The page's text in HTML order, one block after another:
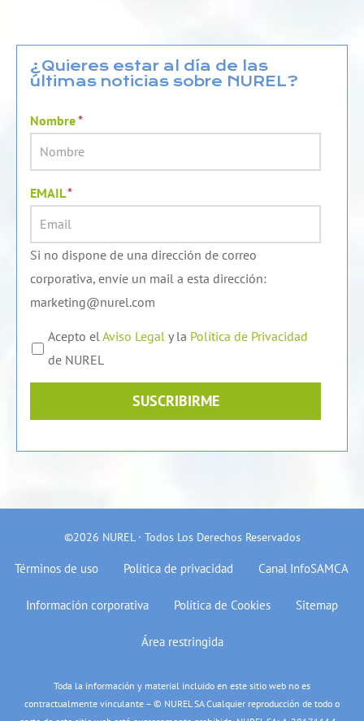
e
d
i
u
b
e
b
o
o
¿Quieres estar al día de las
últimas noticias sobre NUREL?
Nombre*
EMAIL*
Si no dispone de una dirección de correo
corporativa, envíe un mail a esta dirección:
marketing@nurel.com
Acepto el Aviso Legal y la Política de Privacidad
de NUREL
SUSCRIBIRME
©2026 NUREL · Todos Los Derechos Reservados
Términos de uso Política de privacidad Canal InfoSAMCA
Información corporativa Política de Cookies Sitemap
Área restringida
Toda la información y material incluido en este sitio web no es
contractualmente vinculante – © NUREL SA Cualquier reproducción de todo o